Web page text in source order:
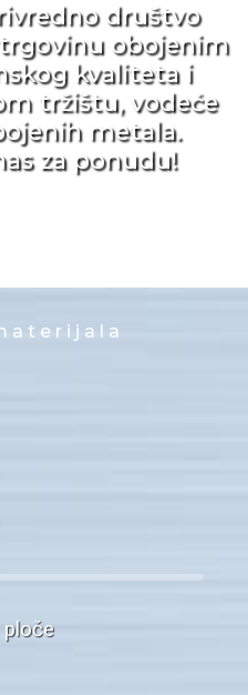
društvo
obojenim
kvaliteta i
tržištu, vodeće
metala.
za ponudu!
ploče